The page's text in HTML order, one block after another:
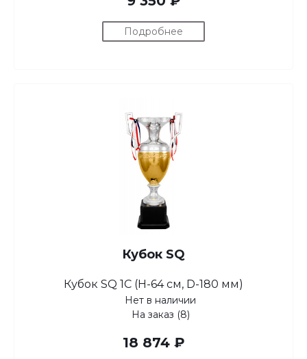
Подробнее
Кубок SQ
Кубок SQ 1C (H-64 см, D-180 мм)
Нет в наличии
На заказ (8)
18 874 ₽